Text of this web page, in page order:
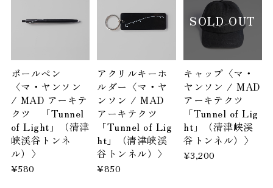
ボールペン
〈マ・ヤンソン
/ MAD アーキテ
クツ 「Tunnel
of Light」（清津
峡渓谷トンネ
ル）〉
¥580
アクリルキーホ
ルダー〈マ・ヤ
ンソン / MAD
アーキテクツ
「Tunnel of Lig
ht」（清津峡渓
谷トンネル）〉
¥850
SOLD OUT
キャップ〈マ・
ヤンソン / MAD
アーキテクツ
「Tunnel of Lig
ht」（清津峡渓
谷トンネル）〉
¥3,200